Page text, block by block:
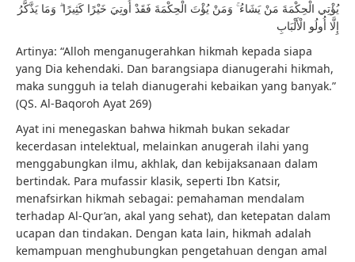
يُؤْتِي الْحِكْمَةَ مَنْ يَشَاءُ ۚ وَمَنْ يُؤْتَ الْحِكْمَةَ فَقَدْ أُوتِيَ خَيْرًا كَثِيرًا ۗ وَمَا يَذَّكَّرُ
إِلَّا أُولُو الْأَلْبَابِ
Artinya: “Alloh menganugerahkan hikmah kepada siapa
yang Dia kehendaki. Dan barangsiapa dianugerahi hikmah,
maka sungguh ia telah dianugerahi kebaikan yang banyak.”
(QS. Al-Baqoroh Ayat 269)
Ayat ini menegaskan bahwa hikmah bukan sekadar
kecerdasan intelektual, melainkan anugerah ilahi yang
menggabungkan ilmu, akhlak, dan kebijaksanaan dalam
bertindak. Para mufassir klasik, seperti Ibn Katsir,
menafsirkan hikmah sebagai: pemahaman mendalam
terhadap Al-Qur’an, akal yang sehat), dan ketepatan dalam
ucapan dan tindakan. Dengan kata lain, hikmah adalah
kemampuan menghubungkan pengetahuan dengan amal